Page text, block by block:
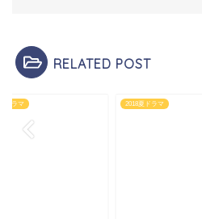
RELATED POST
ドラマ 2018夏ドラマ